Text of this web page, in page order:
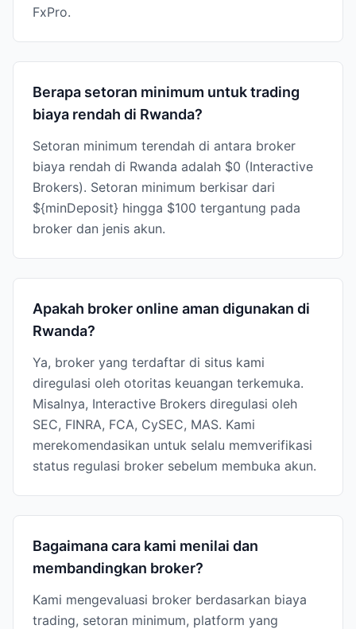
FxPro.
Berapa setoran minimum untuk trading
biaya rendah di Rwanda?
Setoran minimum terendah di antara broker
biaya rendah di Rwanda adalah $0 (Interactive
Brokers). Setoran minimum berkisar dari
${minDeposit} hingga $100 tergantung pada
broker dan jenis akun.
Apakah broker online aman digunakan di
Rwanda?
Ya, broker yang terdaftar di situs kami
diregulasi oleh otoritas keuangan terkemuka.
Misalnya, Interactive Brokers diregulasi oleh
SEC, FINRA, FCA, CySEC, MAS. Kami
merekomendasikan untuk selalu memverifikasi
status regulasi broker sebelum membuka akun.
Bagaimana cara kami menilai dan
membandingkan broker?
Kami mengevaluasi broker berdasarkan biaya
trading, setoran minimum, platform yang